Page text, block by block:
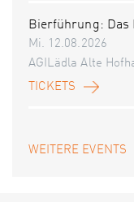
Bierführung: Das
Mi. 12.08.2026
AGILädla Alte
TICKETS
WEITERE EVENTS